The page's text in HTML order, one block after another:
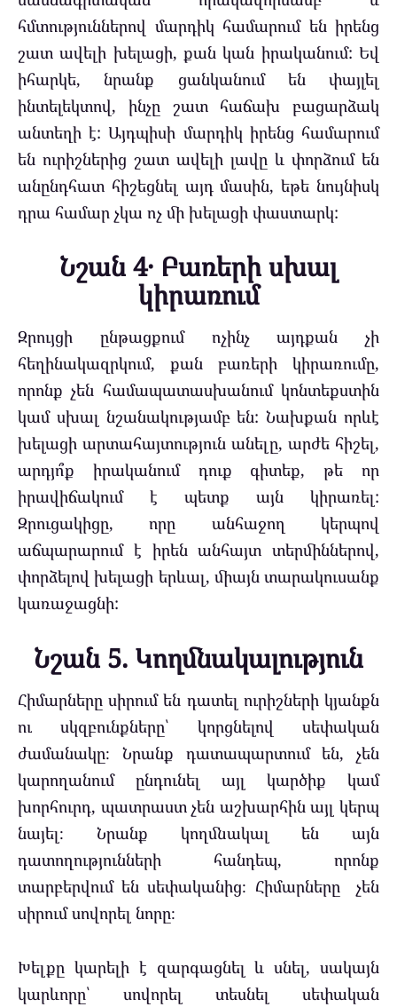
հմտություններով մարդիկ համարում են իրենց
շատ ավելի խելացի, քան կան իրականում: Եվ
իհարկե, նրանք ցանկանում են փայլել
ինտելեկտով, ինչը շատ հաճախ բացարձակ
անտեղի է: Այդպիսի մարդիկ իրենց համարում
են ուրիշներից շատ ավելի լավը և փորձում են
անընդհատ հիշեցնել այդ մասին, եթե նույնիսկ
դրա համար չկա ոչ մի խելացի փաստարկ:
Նշան 4․ Բառերի սխալ
կիրառում
Զրույցի ընթացքում ոչինչ այդքան չի
հեղինակազրկում, քան բառերի կիրառումը,
որոնք չեն համապատասխանում կոնտեքստին
կամ սխալ նշանակությամբ են: Նախքան որևէ
խելացի արտահայտություն անելը, արժե հիշել,
արդյո՞ք իրականում դուք գիտեք, թե որ
իրավիճակում է պետք այն կիրառել:
Զրուցակիցը, որը անհաջող կերպով
աճպարարում է իրեն անհայտ տերմիններով,
փորձելով խելացի երևալ, միայն տարակուսանք
կառաջացնի:
Նշան 5. Կողմնակալություն
Հիմարները սիրում են դատել ուրիշների կյանքն
ու սկզբունքները՝ կորցնելով սեփական
ժամանակը։ Նրանք դատապարտում են, չեն
կարողանում ընդունել այլ կարծիք կամ
խորհուրդ, պատրաստ չեն աշխարհին այլ կերպ
նայել։ Նրանք կողմնակալ են այն
դատողությունների հանդեպ, որոնք
տարբերվում են սեփականից։ Հիմարները չեն
սիրում սովորել նորը։
Խելքը կարելի է զարգացնել և սնել, սակայն
կարևորը՝ սովորել տեսնել սեփական